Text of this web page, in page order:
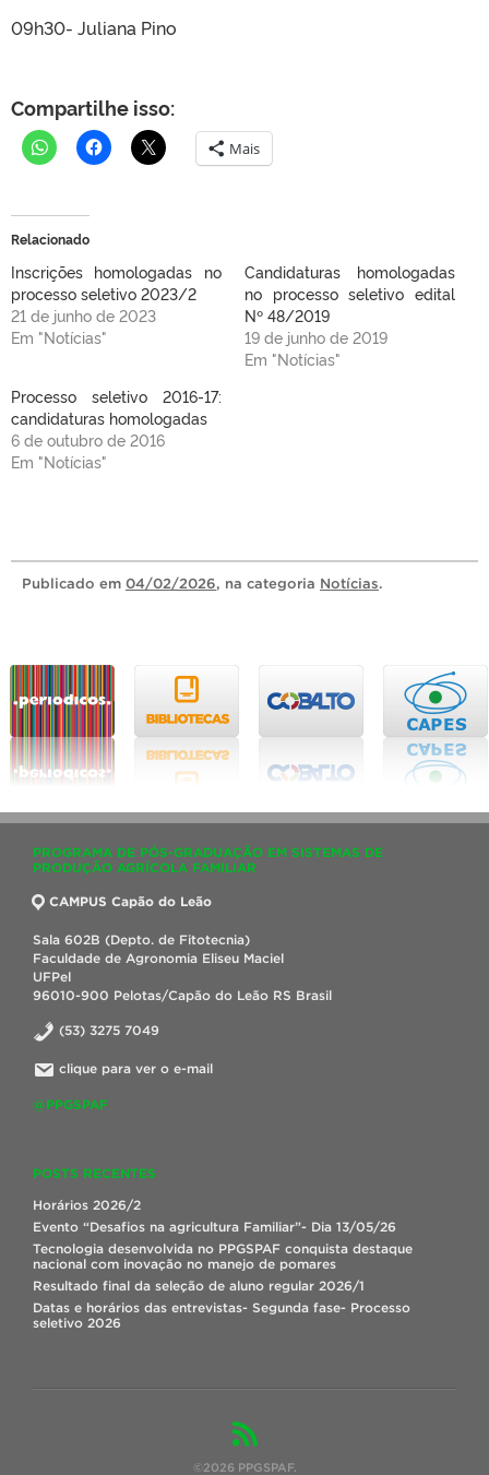
09h30- Juliana Pino
Compartilhe isso:
Mais
Relacionado
Inscrições homologadas no
processo seletivo 2023/2
21 de junho de 2023
Em "Notícias"
Candidaturas homologadas
no processo seletivo edital
Nº 48/2019
19 de junho de 2019
Em "Notícias"
Processo seletivo 2016-17:
candidaturas homologadas
6 de outubro de 2016
Em "Notícias"
Publicado em 04/02/2026, na categoria Notícias.
PROGRAMA DE PÓS-GRADUAÇÃO EM SISTEMAS DE
PRODUÇÃO AGRÍCOLA FAMILIAR
CAMPUS Capão do Leão
Sala 602B (Depto. de Fitotecnia)
Faculdade de Agronomia Eliseu Maciel
UFPel
96010-900 Pelotas/Capão do Leão RS Brasil
(53) 3275 7049
clique para ver o e-mail
@PPGSPAF
POSTS RECENTES
Horários 2026/2
Evento “Desafios na agricultura Familiar”- Dia 13/05/26
Tecnologia desenvolvida no PPGSPAF conquista destaque
nacional com inovação no manejo de pomares
Resultado final da seleção de aluno regular 2026/1
Datas e horários das entrevistas- Segunda fase- Processo
seletivo 2026
©2026 PPGSPAF.